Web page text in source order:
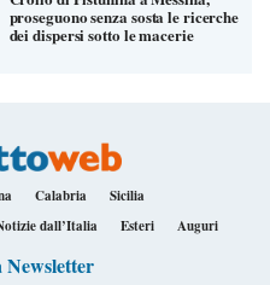
proseguono senza sosta le ricerche
dei dispersi sotto le macerie
Calabria
Sicilia
dall’Italia Esteri Auguri